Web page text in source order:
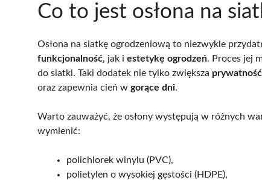
Co to jest osłona na
Osłona na siatkę ogrodzeniową to niezwykle
funkcjonalność, jak i estetykę ogrodzeń. Proces jej
do siatki. Taki dodatek nie tylko zwiększa prywatność
oraz zapewnia cień w gorące dni.
Warto zauważyć, że osłony występują w różnych
wymienić:
polichlorek winylu (PVC),
polietylen o wysokiej gęstości (HDPE),